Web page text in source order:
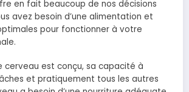
en fait beaucoup de nos décisions
avez besoin d’une alimentation et
pour fonctionner à votre
cerveau est conçu, sa capacité à
et pratiquement tous les autres